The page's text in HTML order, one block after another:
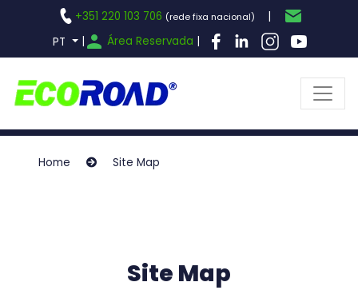
+351 220 103 706 (rede fixa nacional)
|
PT
| Área Reservada |
Home Site Map
Site Map